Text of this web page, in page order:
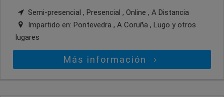
Semi-presencial , Presencial , Online , A Distancia
Impartido en: Pontevedra , A Coruña , Lugo y otros
lugares
Más información